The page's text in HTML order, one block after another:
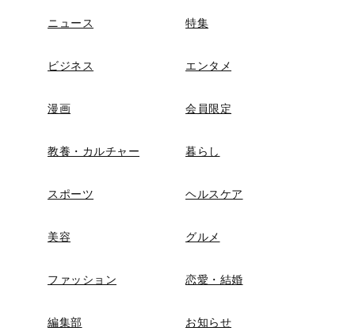
ニュース 特集
ビジネス エンタメ
漫画 会員限定
教養・カルチャー 暮らし
スポーツ ヘルスケア
美容 グルメ
ファッション 恋愛・結婚
編集部 お知らせ